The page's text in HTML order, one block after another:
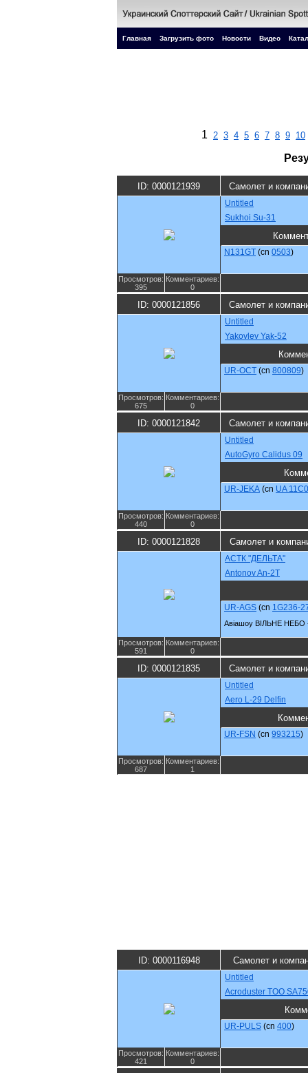
Главная Загрузить фото Новости Видео
1 2 3 4 5 6 7 8 9 10
ID: 0000121939 Самолет и
Untitled
Sukhoi Su-31
N131GT (cn 0503)
Просмотров:
395
Комментариев:
0
ID: 0000121856 Самолет и
Untitled
Yakovlev Yak-52
UR-OCT (cn 800809)
Просмотров:
675
Комментариев:
0
ID: 0000121842 Самолет и
Untitled
AutoGyro Calidus 09
UR-JEKA (cn UA
Просмотров:
440
Комментариев:
0
ID: 0000121828 Самолет и
АСТК "ДЕЛЬТА"
Antonov An-2T
UR-AGS (cn 1G236-
Авіашоу ВІЛЬНЕ НЕБО
Просмотров:
591
Комментариев:
0
ID: 0000121835 Самолет и
Untitled
Aero L-29 Delfin
UR-FSN (cn 993215)
Просмотров:
687
Комментариев:
1
ID: 0000116948 Самолет и
Untitled
Acroduster TОО
UR-PULS (cn 400)
Просмотров:
421
Комментариев:
0